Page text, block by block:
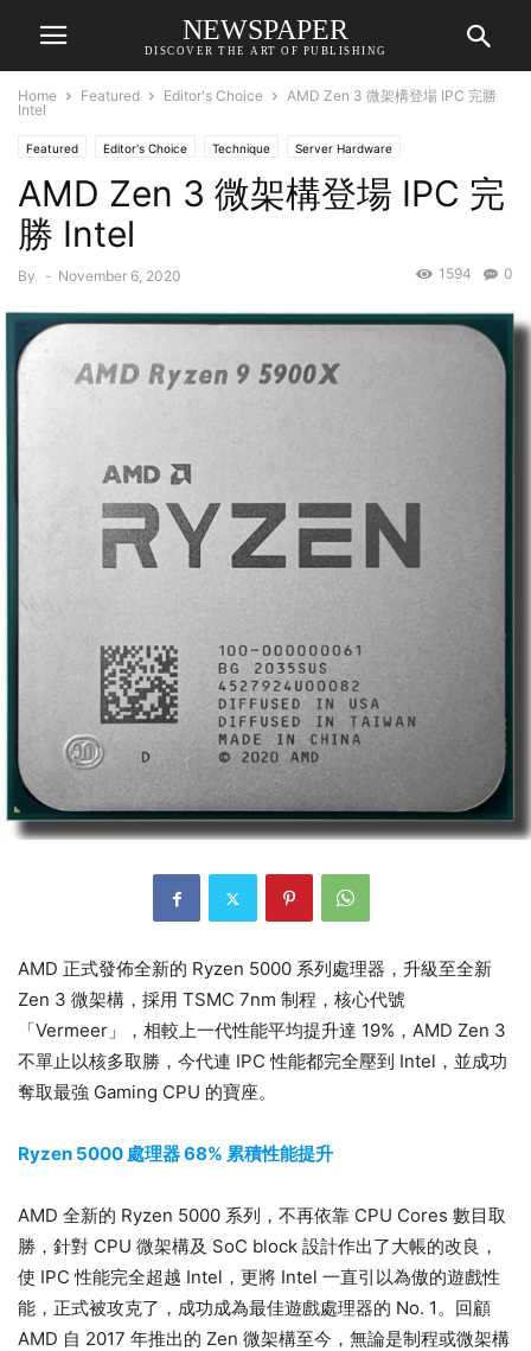
NEWSPAPER
DISCOVER THE ART OF PUBLISHING
Home Featured Editor's Choice
AMD Zen 3 微架構登場 IPC 完勝
Intel
Featured Editor's Choice Technique Server Hardware
AMD Zen 3 微架構登場 IPC 完
勝 Intel
By - November 6, 2020 0
1594
AMD 正式發佈全新的 Ryzen 5000 系列處理器，升級至全新
Zen 3 微架構，採用 TSMC 7nm 制程，核心代號
「Vermeer」，相較上一代性能平均提升達 19%，AMD Zen 3
不單止以核多取勝，今代連 IPC 性能都完全壓到 Intel，並成功
奪取最強 Gaming CPU 的寶座。
Ryzen 5000 處理器 68% 累積性能提升
AMD 全新的 Ryzen 5000 系列，不再依靠 CPU Cores 數目取
勝，針對 CPU 微架構及 SoC block 設計作出了大帳的改良，
使 IPC 性能完全超越 Intel，更將 Intel 一直引以為傲的遊戲性
能，正式被攻克了，成功成為最佳遊戲處理器的 No. 1。回顧
AMD 自 2017 年推出的 Zen 微架構至今，無論是制程或微架構